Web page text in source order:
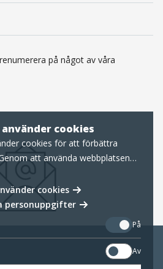
cookies
cookies för att förbättra
att använda webbplatsen
cookies, läs mer nedan om
samt personuppgifter.
cookies
personuppgifter
På
Av
på något av våra